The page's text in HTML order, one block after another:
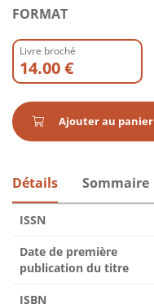
FORMAT
Livre broché
14.00 €
Ajouter au panier
Détails Sommaire
ISSN
Date de première
publication du titre
ISBN